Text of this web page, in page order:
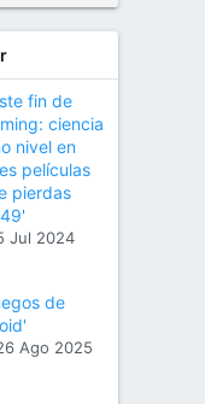
fin de
ciencia
nivel en
películas
pierdas
Jul 2024
de
Ago 2025